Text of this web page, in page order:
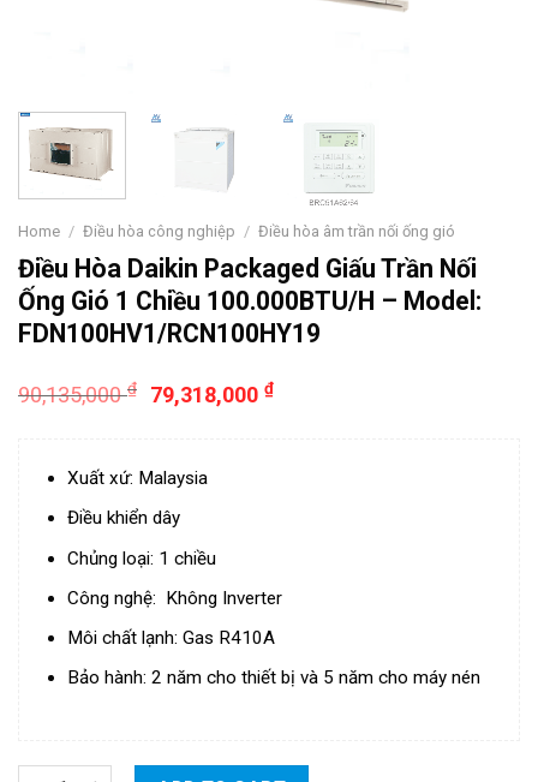
Home / Điều hòa công nghiệp / Điều hòa âm trần nối ống gió
Điều Hòa Daikin Packaged Giấu Trần Nối
Ống Gió 1 Chiều 100.000BTU/H – Model:
FDN100HV1/RCN100HY19
90,135,000₫ 79,318,000₫
Xuất xứ: Malaysia
Điều khiển dây
Chủng loại: 1 chiều
Công nghệ: Không Inverter
Môi chất lạnh: Gas R410A
Bảo hành: 2 năm cho thiết bị và 5 năm cho máy nén